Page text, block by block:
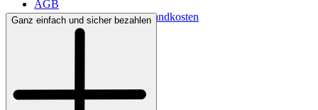
AGB
Lieferbedingungen & Versandkosten
Bezahlung
Ganz einfach und sicher bezahlen